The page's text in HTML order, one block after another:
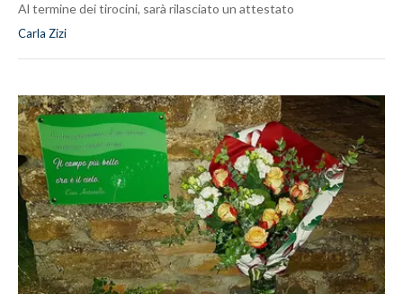
Al termine dei tirocini, sarà rilasciato un attestato
Carla Zizi